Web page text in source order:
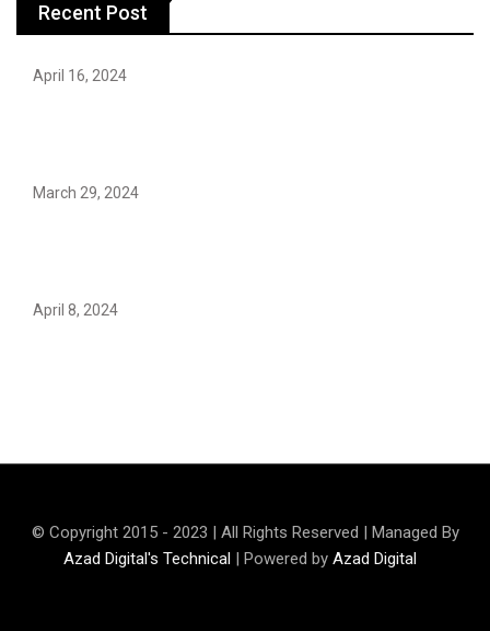
Recent Post
April 16, 2024
March 29, 2024
April 8, 2024
© Copyright 2015 - 2023 | All Rights Reserved | Managed By
Azad Digital's Technical | Powered by Azad Digital